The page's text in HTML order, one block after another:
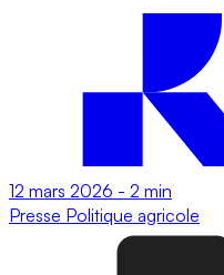
12 mars 2026 - 2 min
Presse Politique agricole